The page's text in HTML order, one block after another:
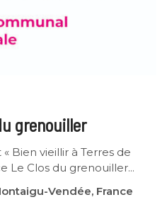
grenouiller
Bien vieillir à Terres de
Le Clos du grenouiller...
Vendée, France